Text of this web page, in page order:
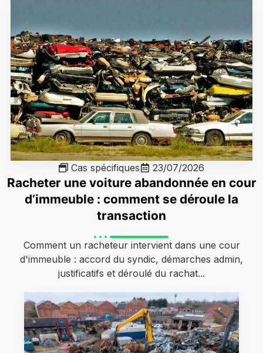
Cas spécifiques 23/07/2026
Racheter une voiture abandonnée en cour
d’immeuble : comment se déroule la
transaction
Comment un racheteur intervient dans une cour
d'immeuble : accord du syndic, démarches admin,
justificatifs et déroulé du rachat...